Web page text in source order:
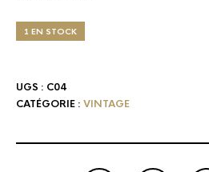
1 EN STOCK
UGS : C04
CATÉGORIE : VINTAGE